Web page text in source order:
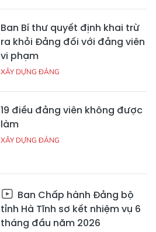
Ban Bí thư quyết định khai trừ
ra khỏi Đảng đối với đảng viên
vi phạm
XÂY DỰNG ĐẢNG
19 điều đảng viên không được
làm
XÂY DỰNG ĐẢNG
Ban Chấp hành Đảng bộ
tỉnh Hà Tĩnh sơ kết nhiệm vụ 6
tháng đầu năm 2026